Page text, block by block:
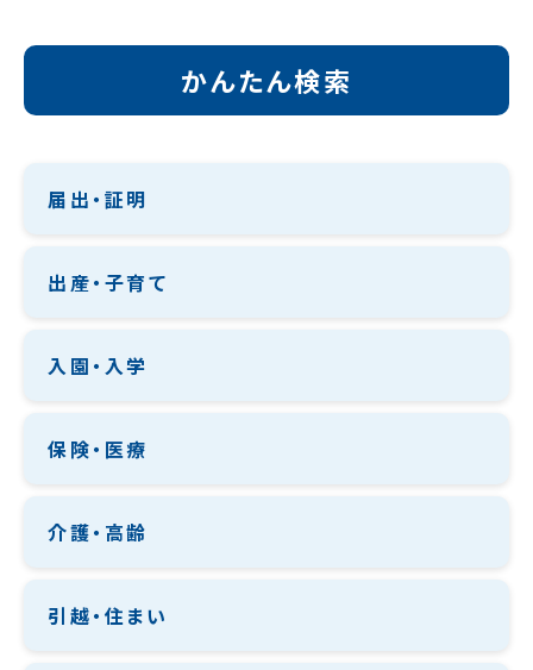
かんたん検索
届出・証明
出産・子育て
入園・入学
保険・医療
介護・高齢
引越・住まい